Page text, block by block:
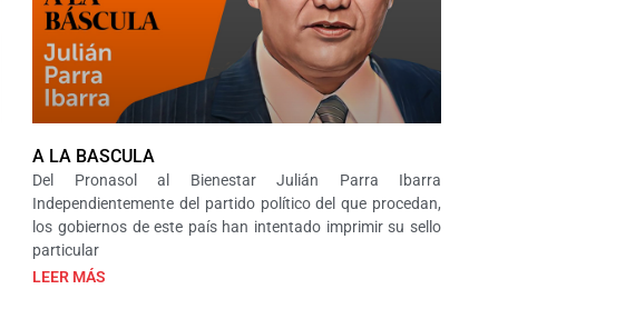
A LA BASCULA
Del Pronasol al Bienestar Julián Parra Ibarra
Independientemente del partido político del que procedan,
los gobiernos de este país han intentado imprimir su sello
particular
LEER MÁS